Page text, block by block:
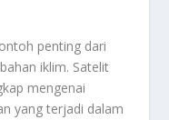
penting dari
iklim. Satelit
mengenai
yang terjadi dalam